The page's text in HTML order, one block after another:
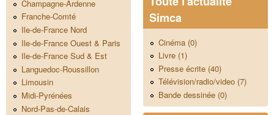
Champagne-Ardenne
Franche-Comté
Ile-de-France Nord
Ile-de-France Ouest & Paris
Ile-de-France Sud & Est
Languedoc-Roussillon
Limousin
Midi-Pyrénées
Nord-Pas-de-Calais
Simca
Cinéma (0)
Livre (1)
Presse écrite (40)
Télévision/radio/video (7)
Bande dessinée (0)